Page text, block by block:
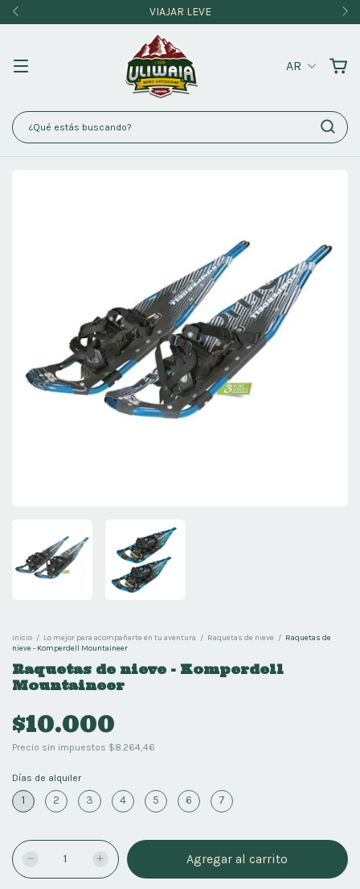
VIAJAR LEVE
AR
Inicio / Lo mejor para acompañarte en tu aventura / Raquetas de nieve / Raquetas de
nieve - Komperdell Mountaineer
Raquetas de nieve - Komperdell
Mountaineer
$10.000
Precio sin impuestos $8.264,46
Días de alquiler
1 2 3 4 5 6 7